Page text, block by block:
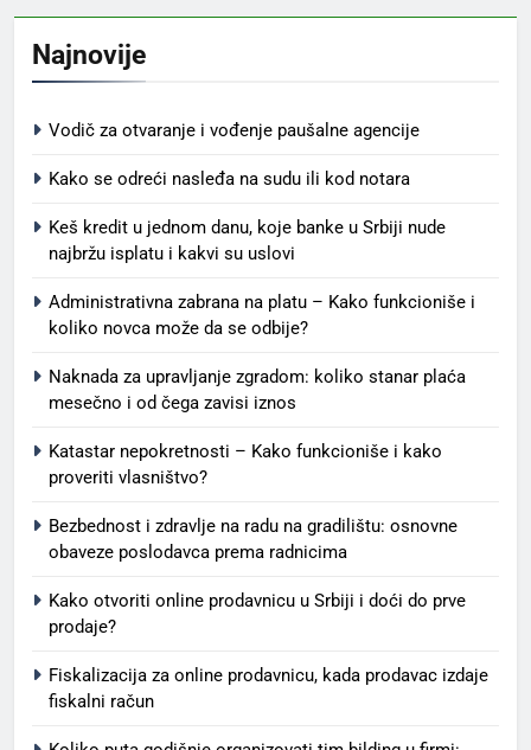
Najnovije
Vodič za otvaranje i vođenje paušalne agencije
Kako se odreći nasleđa na sudu ili kod notara
Keš kredit u jednom danu, koje banke u Srbiji nude
najbržu isplatu i kakvi su uslovi
Administrativna zabrana na platu – Kako funkcioniše i
koliko novca može da se odbije?
Naknada za upravljanje zgradom: koliko stanar plaća
mesečno i od čega zavisi iznos
Katastar nepokretnosti – Kako funkcioniše i kako
proveriti vlasništvo?
Bezbednost i zdravlje na radu na gradilištu: osnovne
obaveze poslodavca prema radnicima
Kako otvoriti online prodavnicu u Srbiji i doći do prve
prodaje?
Fiskalizacija za online prodavnicu, kada prodavac izdaje
fiskalni račun